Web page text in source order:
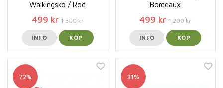
Walkingsko / Röd
499 kr 1 300 kr
INFO KÖP
Bordeaux
499 kr 1 200 kr
INFO KÖP
72% 31%